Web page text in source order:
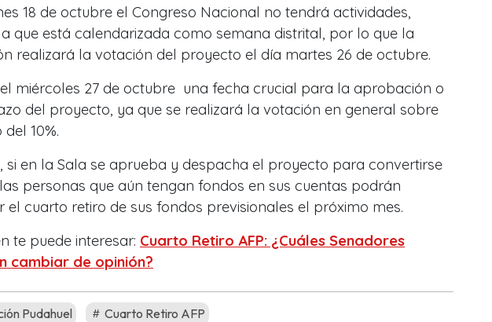
18 de octubre el Congreso Nacional no tendrá actividades,
que está calendarizada como semana distrital, por lo que la
realizará la votación del proyecto el día martes 26 de octubre.
miércoles 27 de octubre una fecha crucial para la aprobación o
del proyecto, ya que se realizará la votación en general sobre
10%.
si en la Sala se aprueba y despacha el proyecto para convertirse
personas que aún tengan fondos en sus cuentas podrán
el cuarto retiro de sus fondos previsionales el próximo mes.
te puede interesar: Cuarto Retiro AFP: ¿Cuáles Senadores
cambiar de opinión?
Pudahuel Cuarto Retiro AFP